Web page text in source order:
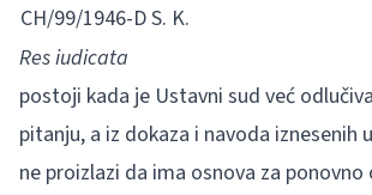
CH/99/1946-D S. K.
Res iudicata
postoji kada je Ustavni sud već
pitanju, a iz dokaza i navoda iznesenih
ne proizlazi da ima osnova za ponovno